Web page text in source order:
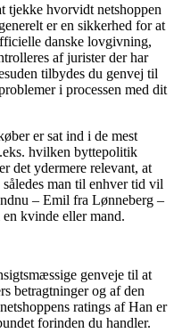
tjekke hvorvidt netshoppen
er en sikkerhed for at
danske lovgivning,
af jurister der har
tilbydes du genvej til
i processen med dit
er sat ind i de mest
hvilken byttepolitik
det ydermere relevant, at
man til enhver tid vil
– Emil fra Lønneberg –
kvinde eller mand.
genveje til at
betragtninger og af den
ratings af Han er
forinden du handler.